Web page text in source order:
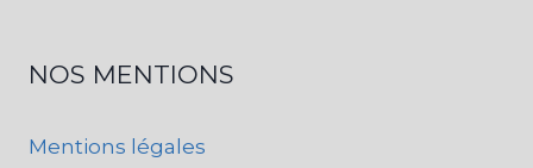
NOS MENTIONS
Mentions légales